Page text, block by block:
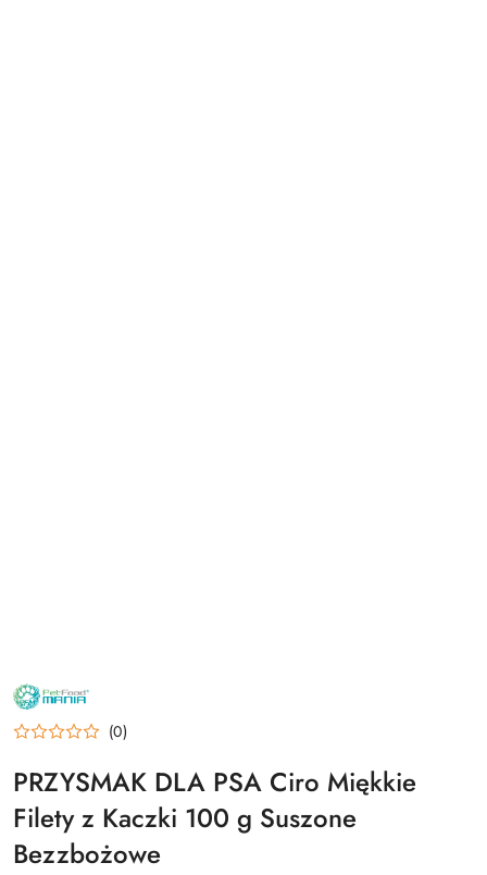
NAZWA
PRODUCENTA:
PET
FOOD
Z
O.O.
(0)
PRZYSMAK DLA PSA Ciro Miękkie
Filety z Kaczki 100 g Suszone
Bezzbożowe